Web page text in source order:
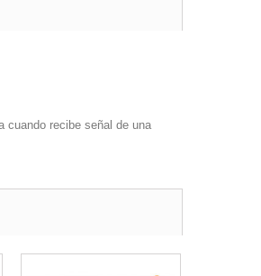
cuando recibe señal de una